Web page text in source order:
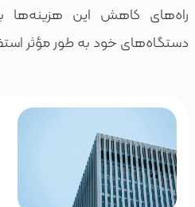
این هزینه‌ها باشند تا
خود به طور مؤثر استفاده کنند.